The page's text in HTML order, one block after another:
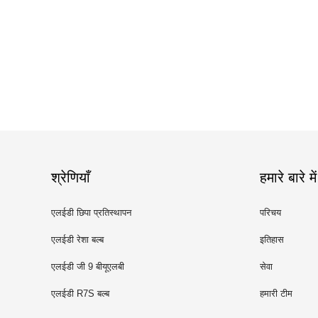
श्रेणियाँ
एलईडी छिपा प्रतिस्थापन
एलईडी रेशा बल्ब
एलईडी जी 9 बीयूएलबी
एलईडी R7S बल्ब
हमारे बारे में
परिचय
इतिहास
सेवा
हमारी टीम